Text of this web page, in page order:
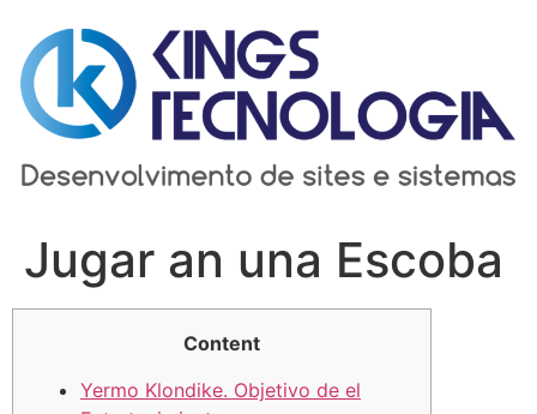
para
conteúdo
Jugar an una Escoba
Content
Yermo Klondike. Objetivo de el